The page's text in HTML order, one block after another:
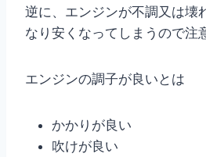
逆に、エンジンが不調又は壊
なり安くなってしまうので注
エンジンの調子が良いとは
かかりが良い
吹けが良い